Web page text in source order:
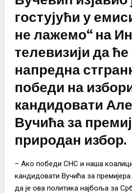
гостујући у
не лажемо“ на
телевизији да
напредна
победи на
кандидовати
Вучића за
природан избор.
– Ако победи СНС и наша
кандидовати Вучића за
да је ова политика најбоља за